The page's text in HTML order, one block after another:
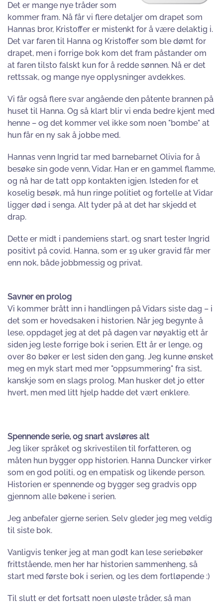
Det er mange nye tråder som
kommer fram. Nå får vi flere detaljer om drapet som
Hannas bror, Kristoffer er mistenkt for å være delaktig i.
Det var faren til Hanna og Kristoffer som ble dømt for
drapet, men i forrige bok kom det fram påstander om
at faren tilsto falskt kun for å redde sønnen. Nå er det
rettssak, og mange nye opplysninger avdekkes.
Vi får også flere svar angående den påtente brannen på
huset til Hanna. Og så klart blir vi enda bedre kjent med
henne – og det kommer vel ikke som noen "bombe" at
hun får en ny sak å jobbe med.
Hannas venn Ingrid tar med barnebarnet Olivia for å
besøke sin gode venn, Vidar. Han er en gammel flamme,
og nå har de tatt opp kontakten igjen. Isteden for et
koselig besøk, må hun ringe politiet og fortelle at Vidar
ligger død i senga. Alt tyder på at det har skjedd et
drap.
Dette er midt i pandemiens start, og snart tester Ingrid
positivt på covid. Hanna, som er 19 uker gravid får mer
enn nok, både jobbmessig og privat.
Savner en prolog
Vi kommer brått inn i handlingen på Vidars siste dag – i
det som er hovedsaken i historien. Når jeg begynte å
lese, oppdaget jeg at det på dagen var nøyaktig ett år
siden jeg leste forrige bok i serien. Ett år er lenge, og
over 80 bøker er lest siden den gang. Jeg kunne ønsket
meg en myk start med mer "oppsummering" fra sist,
kanskje som en slags prolog. Man husker det jo etter
hvert, men med litt hjelp hadde det vært enklere.
Spennende serie, og snart avsløres alt
Jeg liker språket og skrivestilen til forfatteren, og
måten hun bygger opp historien. Hanna Duncker virker
som en god politi, og en empatisk og likende person.
Historien er spennende og bygger seg gradvis opp
gjennom alle bøkene i serien.
Jeg anbefaler gjerne serien. Selv gleder jeg meg veldig
til siste bok.
Vanligvis tenker jeg at man godt kan lese seriebøker
frittstående, men her har historien sammenheng, så
start med første bok i serien, og les dem fortløpende :)
Til slutt er det fortsatt noen uløste tråder, så man